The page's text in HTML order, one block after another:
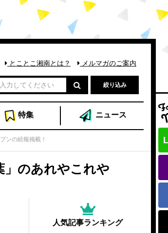
とことこ湘南とは？
メルマガのご案内
絞り込み
特集 ニュース
ンの続報掲載！
」のあれやこれや
人気記事ランキング